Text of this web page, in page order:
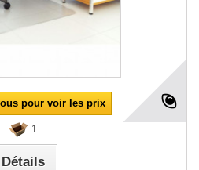
pour voir les prix
1
Détails